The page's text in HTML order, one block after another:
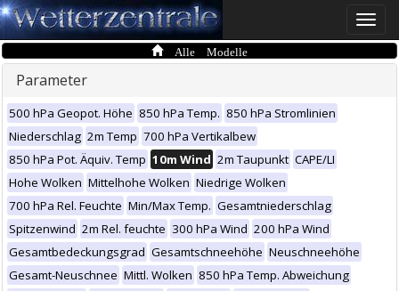
Toggle
Alle Modelle
Parameter
500 hPa Geopot. Höhe 850 hPa Temp. 850 hPa Stromlinien
Niederschlag 2m Temp 700 hPa Vertikalbew
850 hPa Pot. Äquiv. Temp 10m Wind 2m Taupunkt CAPE/LI
Hohe Wolken Mittelhohe Wolken Niedrige Wolken
700 hPa Rel. Feuchte Min/Max Temp. Gesamtniederschlag
Spitzenwind 2m Rel. feuchte 300 hPa Wind 200 hPa Wind
Gesamtbedeckungsgrad Gesamtschneehöhe Neuschneehöhe
Gesamt-Neuschnee Mittl. Wolken 850 hPa Temp. Abweichung